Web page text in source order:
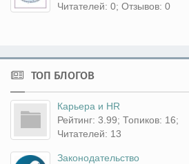
Читателей: 0; Отзывов: 0
ТОП БЛОГОВ
Карьера и HR
Рейтинг: 3.99; Топиков: 16;
Читателей: 13
Законодательство